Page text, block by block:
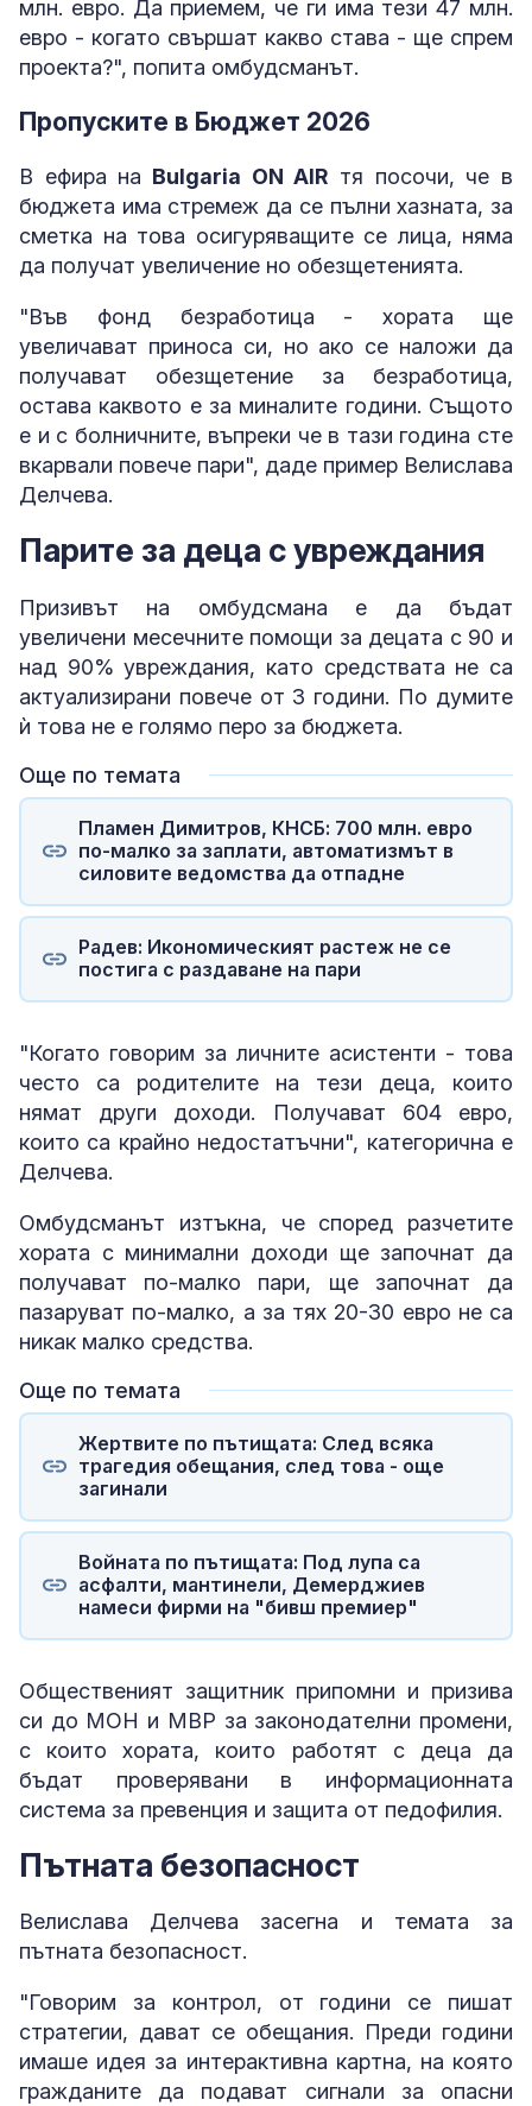
млн. евро. Да приемем, че ги има тези 47 млн.
евро - когато свършат какво става - ще спрем
проекта?", попита омбудсманът.
Пропуските в Бюджет 2026
В ефира на Bulgaria ON AIR тя посочи, че в
бюджета има стремеж да се пълни хазната, за
сметка на това осигуряващите се лица, няма
да получат увеличение но обезщетенията.
"Във фонд безработица - хората ще
увеличават приноса си, но ако се наложи да
получават обезщетение за безработица,
остава каквото е за миналите години. Същото
е и с болничните, въпреки че в тази година сте
вкарвали повече пари", даде пример Велислава
Делчева.
Парите за деца с увреждания
Призивът на омбудсмана е да бъдат
увеличени месечните помощи за децата с 90 и
над 90% увреждания, като средствата не са
актуализирани повече от 3 години. По думите
ѝ това не е голямо перо за бюджета.
Още по темата
Пламен Димитров, КНСБ: 700 млн. евро
по-малко за заплати, автоматизмът в
силовите ведомства да отпадне
Радев: Икономическият растеж не се
постига с раздаване на пари
"Когато говорим за личните асистенти - това
често са родителите на тези деца, които
нямат други доходи. Получават 604 евро,
които са крайно недостатъчни", категорична е
Делчева.
Омбудсманът изтъкна, че според разчетите
хората с минимални доходи ще започнат да
получават по-малко пари, ще започнат да
пазаруват по-малко, а за тях 20-30 евро не са
никак малко средства.
Още по темата
Жертвите по пътищата: След всяка
трагедия обещания, след това - още
загинали
Войната по пътищата: Под лупа са
асфалти, мантинели, Демерджиев
намеси фирми на "бивш премиер"
Общественият защитник припомни и призива
си до МОН и МВР за законодателни промени,
с които хората, които работят с деца да
бъдат проверявани в информационната
система за превенция и защита от педофилия.
Пътната безопасност
Велислава Делчева засегна и темата за
пътната безопасност.
"Говорим за контрол, от години се пишат
стратегии, дават се обещания. Преди години
имаше идея за интерактивна картна, на която
гражданите да подават сигнали за опасни